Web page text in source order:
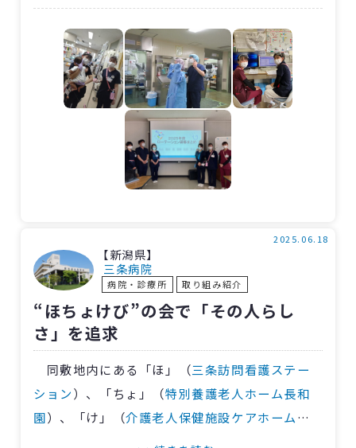
新人看護師6人にとっては看護師としての第一
歩を踏み出す大切な時期。個々に合った配属先
を決定するのは難しい選択です。そこで、八つの
部署で研修をした上で部署を決定することにし
ました。
研修後のアンケートでは、新人看護師から
「自分が病棟で働くイメージができた」、受け
入れ部署からは「配属後も研修で関わった看護
現在、新人看護師たちは5月1日に決定した部
署で指導を受けながら頑張っています。
【新潟県】
三条病院
病院・診療所 取り組み紹介
2025.06.18
“ほちょけび”の会で「その人らし
さ」を追求
同敷地内にある「ほ」（三条訪問看護ステー
ション）、「ちょ」（特別養護老人ホーム長和
園）、「け」（介護老人保健施設ケアホーム三
）、そして「び」（三条病院）の4施設は、5